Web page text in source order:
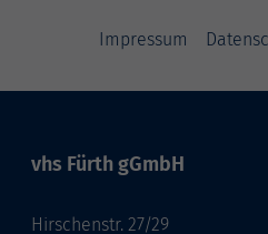
Impressum
vhs Fürth gGmbH
Hirschenstr. 27/29